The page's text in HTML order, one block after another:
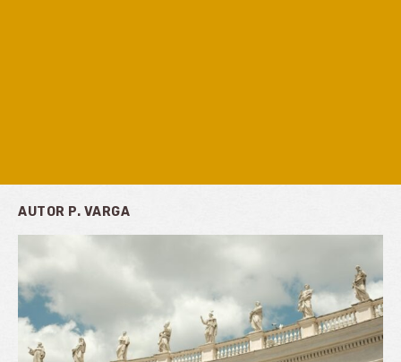
AUTOR P. VARGA